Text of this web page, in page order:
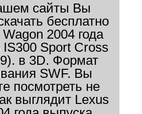
сайты Вы
бесплатно
2004 года
IS300 Sport Cross
в 3D. Формат
SWF. Вы
посмотреть не
выглядит Lexus